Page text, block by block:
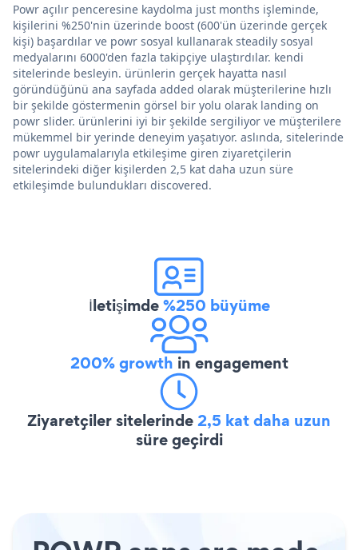
Powr açılır penceresine kaydolma just months işleminde,
kişilerini %250'nin üzerinde boost (600'ün üzerinde gerçek
kişi) başardılar ve powr sosyal kullanarak steadily sosyal
medyalarını 6000'den fazla takipçiye ulaştırdılar. kendi
sitelerinde besleyin. ürünlerin gerçek hayatta nasıl
göründüğünü ana sayfada added olarak müşterilerine hızlı
bir şekilde göstermenin görsel bir yolu olarak landing on
powr slider. ürünlerini iyi bir şekilde sergiliyor ve müşterilere
mükemmel bir yerinde deneyim yaşatıyor. aslında, sitelerinde
powr uygulamalarıyla etkileşime giren ziyaretçilerin
sitelerindeki diğer kişilerden 2,5 kat daha uzun süre
etkileşimde bulundukları discovered.
İletişimde%250 büyüme
200% growth in engagement
Ziyaretçiler sitelerinde2,5 kat daha uzun
süre geçirdi